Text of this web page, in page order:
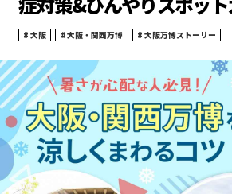
大阪 大阪・関西万博 大阪万博ストーリー